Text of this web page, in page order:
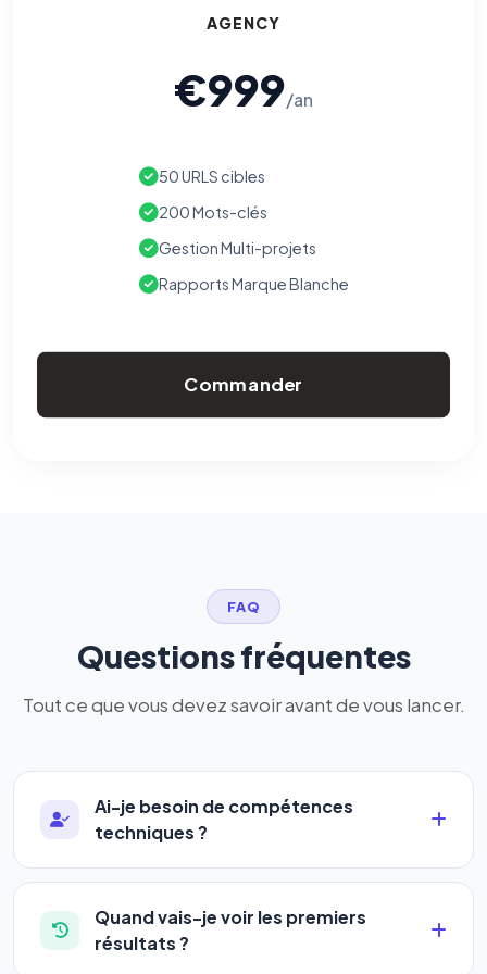
AGENCY
€999/an
50 URLS cibles
200 Mots-clés
Gestion Multi-projets
Rapports Marque Blanche
Commander
FAQ
Questions fréquentes
Tout ce que vous devez savoir avant de vous lancer.
Ai-je besoin de compétences
techniques ?
Absolument pas. Notre logiciel a été conçu pour
être accessible àtous les profils: artisans,
commerçants, auto-entrepreneurs, PME ou
Quand vais-je voir les premiers
résultats ?